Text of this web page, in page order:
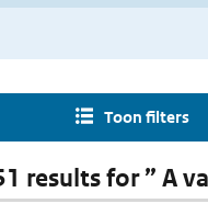
Toon filters
results for ” A